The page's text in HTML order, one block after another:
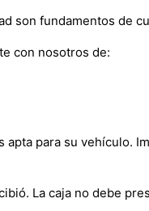
son fundamentos de
con nosotros de:
para su vehículo.
La caja no debe